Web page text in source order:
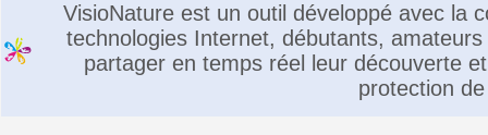
VisioNature est un outil développé avec la
technologies Internet, débutants,
partager en temps réel leur découverte
protection